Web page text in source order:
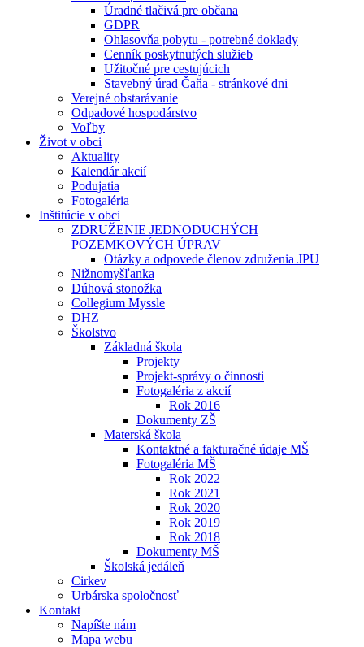
Úradné tlačivá pre občana
GDPR
Ohlasovňa pobytu - potrebné doklady
Cenník poskytnutých služieb
Užitočné pre cestujúcich
Stavebný úrad Čaňa - stránkové dni
Verejné obstarávanie
Odpadové hospodárstvo
Voľby
Život v obci
Aktuality
Kalendár akcií
Podujatia
Fotogaléria
Inštitúcie v obci
ZDRUŽENIE JEDNODUCHÝCH
POZEMKOVÝCH ÚPRAV
Otázky a odpovede členov združenia JPU
Nižnomyšľanka
Dúhová stonožka
Collegium Myssle
DHZ
Školstvo
Základná škola
Projekty
Projekt-správy o činnosti
Fotogaléria z akcií
Rok 2016
Dokumenty ZŠ
Materská škola
Kontaktné a fakturačné údaje MŠ
Fotogaléria MŠ
Rok 2022
Rok 2021
Rok 2020
Rok 2019
Rok 2018
Dokumenty MŠ
Školská jedáleň
Cirkev
Urbárska spoločnosť
Kontakt
Napíšte nám
Mapa webu